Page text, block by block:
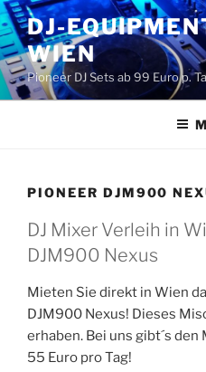
Zum
Inhalt
springen
DJ-
WIEN
Pioneer DJ Sets ab 99 Euro p.
PIONEER DJM900
DJ Mixer Verleih in
DJM900 Nexus
Mieten Sie direkt in Wien
DJM900 Nexus! Dieses
erhaben. Bei uns gibt´s
55 Euro pro Tag!